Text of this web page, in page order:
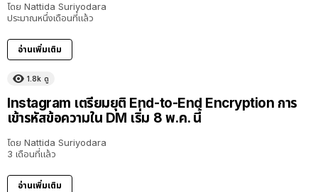
โดย Nattida Suriyodara
ประมาณหนึ่งเดือนที่แล้ว
อ่านเพิ่มเติม
1.8k ดู
Instagram เตรียมยุติ End-to-End Encryption การ
เข้ารหัสข้อความใน DM เริ่ม 8 พ.ค. นี้
โดย Nattida Suriyodara
3 เดือนที่แล้ว
อ่านเพิ่มเติม